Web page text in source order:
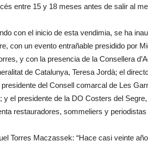
entre 15 y 18 meses antes de salir al
con el inicio de esta vendimia, se ha
con un evento entrañable presidido por
y con la presencia de la Consellera
de Catalunya, Teresa Jordà; el
del Consell comarcal de Les
y el presidente de la DO Costers del
restauradores, sommeliers y
Torres Maczassek: “Hace casi veinte